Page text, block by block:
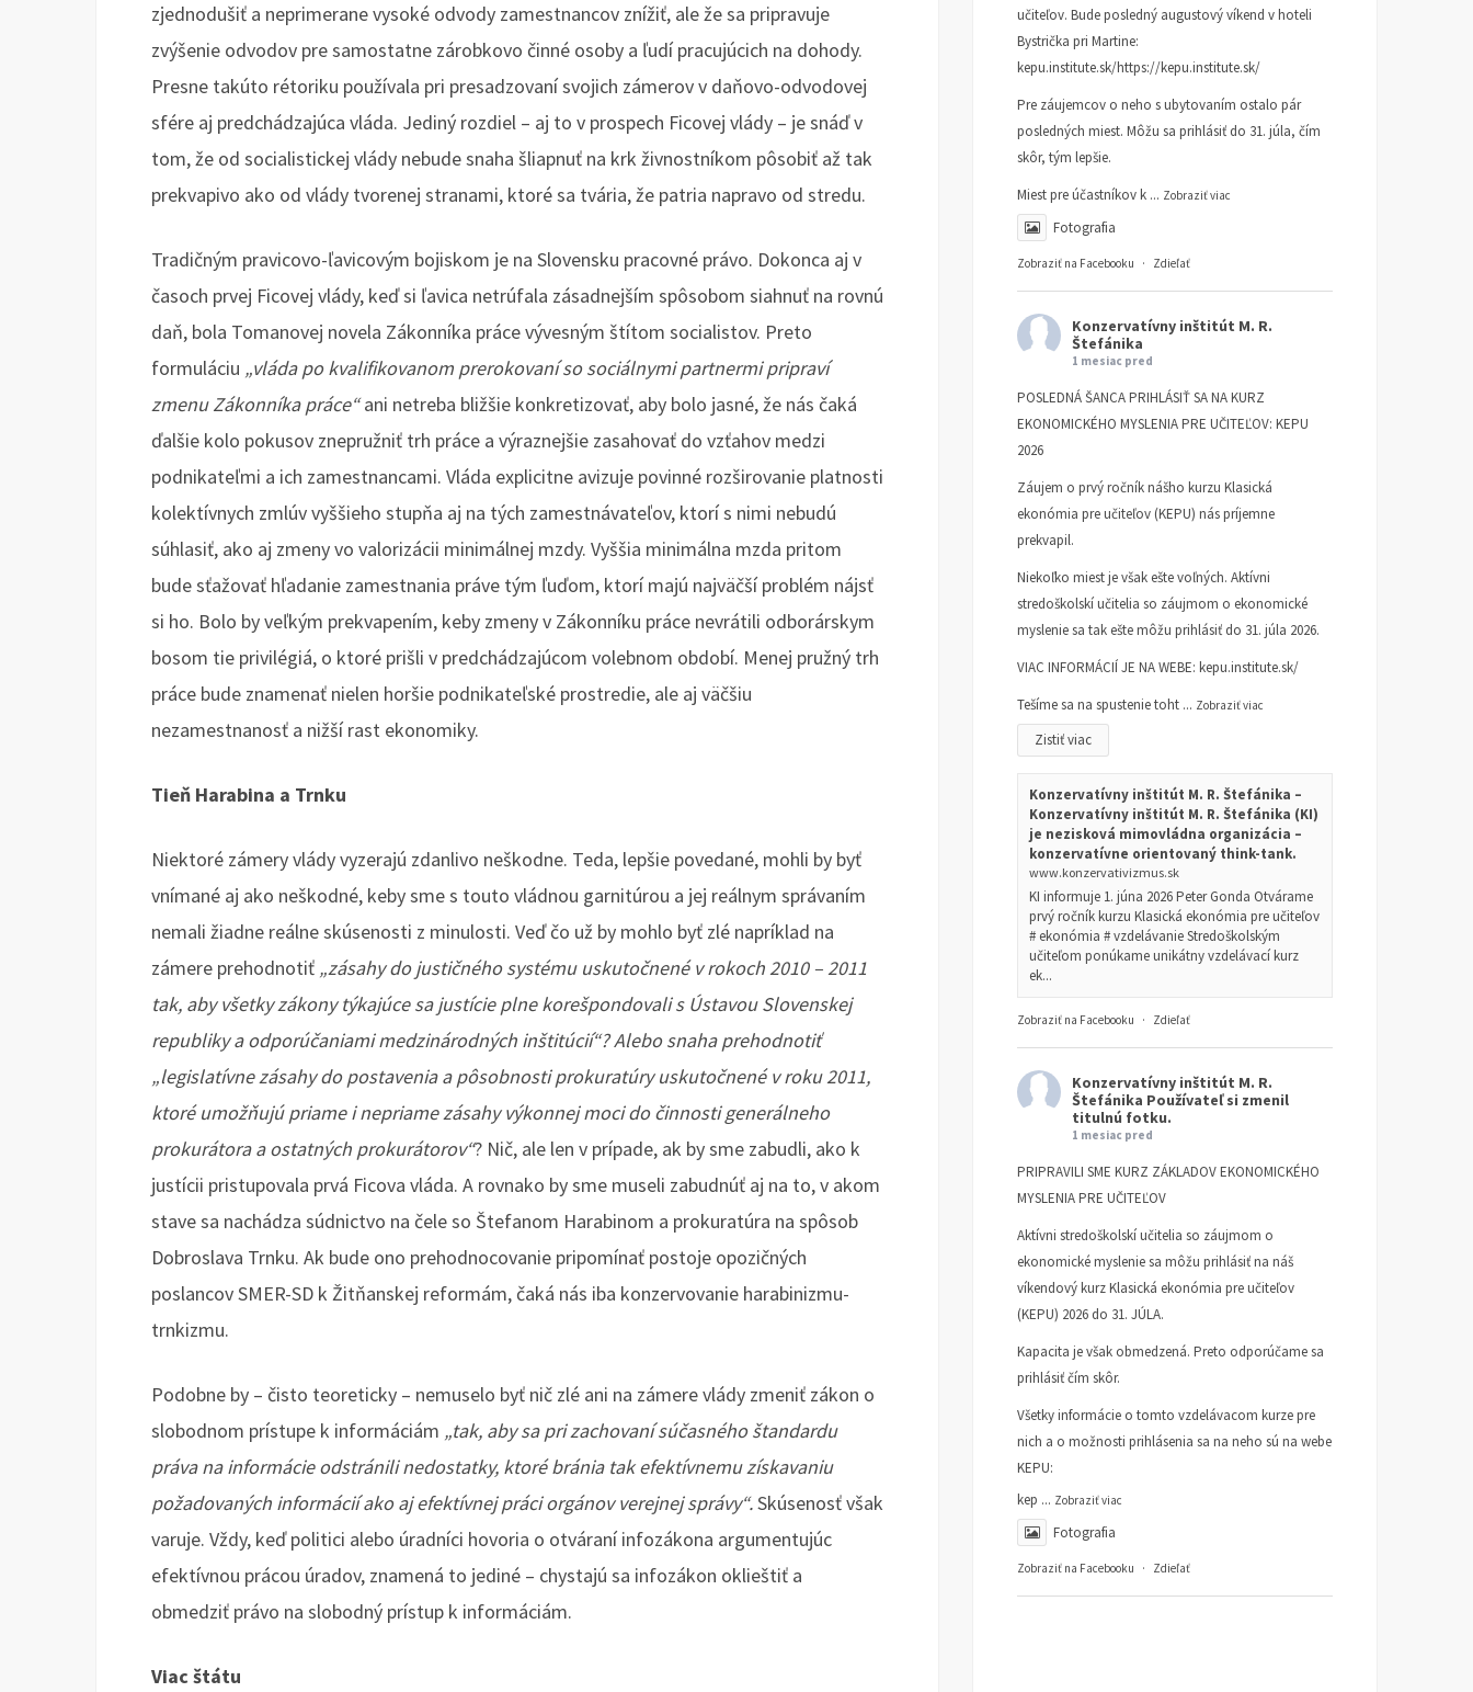
zjednodušiť a neprimerane vysoké odvody zamestnancov znížiť, ale že sa pripravuje
zvýšenie odvodov pre samostatne zárobkovo činné osoby a ľudí pracujúcich na dohody.
Presne takúto rétoriku používala pri presadzovaní svojich zámerov v daňovo-odvodovej
sfére aj predchádzajúca vláda. Jediný rozdiel – aj to v prospech Ficovej vlády – je snáď v
tom, že od socialistickej vlády nebude snaha šliapnuť na krk živnostníkom pôsobiť až tak
prekvapivo ako od vlády tvorenej stranami, ktoré sa tvária, že patria napravo od stredu.
Tradičným pravicovo-ľavicovým bojiskom je na Slovensku pracovné právo. Dokonca aj v
časoch prvej Ficovej vlády, keď si ľavica netrúfala zásadnejším spôsobom siahnuť na rovnú
daň, bola Tomanovej novela Zákonníka práce vývesným štítom socialistov. Preto
formuláciu „vláda po kvalifikovanom prerokovaní so sociálnymi partnermi pripraví
zmenu Zákonníka práce“ani netreba bližšie konkretizovať, aby bolo jasné, že nás čaká
ďalšie kolo pokusov znepružniť trh práce a výraznejšie zasahovať do vzťahov medzi
podnikateľmi a ich zamestnancami. Vláda explicitne avizuje povinné rozširovanie platnosti
kolektívnych zmlúv vyššieho stupňa aj na tých zamestnávateľov, ktorí s nimi nebudú
súhlasiť, ako aj zmeny vo valorizácii minimálnej mzdy. Vyššia minimálna mzda pritom
bude sťažovať hľadanie zamestnania práve tým ľuďom, ktorí majú najväčší problém nájsť
si ho. Bolo by veľkým prekvapením, keby zmeny v Zákonníku práce nevrátili odborárskym
bosom tie privilégiá, o ktoré prišli v predchádzajúcom volebnom období. Menej pružný trh
práce bude znamenať nielen horšie podnikateľské prostredie, ale aj väčšiu
nezamestnanosť a nižší rast ekonomiky.
Tieň Harabina a Trnku
Niektoré zámery vlády vyzerajú zdanlivo neškodne. Teda, lepšie povedané, mohli by byť
vnímané aj ako neškodné, keby sme s touto vládnou garnitúrou a jej reálnym správaním
nemali žiadne reálne skúsenosti z minulosti. Veď čo už by mohlo byť zlé napríklad na
zámere prehodnotiť „zásahy do justičného systému uskutočnené v rokoch 2010 – 2011
tak, aby všetky zákony týkajúce sa justície plne korešpondovali s Ústavou Slovenskej
republiky a odporúčaniami medzinárodných inštitúcií“? Alebo snaha prehodnotiť
„legislatívne zásahy do postavenia a pôsobnosti prokuratúry uskutočnené v roku 2011,
ktoré umožňujú priame i nepriame zásahy výkonnej moci do činnosti generálneho
prokurátora a ostatných prokurátorov“? Nič, ale len v prípade, ak by sme zabudli, ako k
justícii pristupovala prvá Ficova vláda. A rovnako by sme museli zabudnúť aj na to, v akom
stave sa nachádza súdnictvo na čele so Štefanom Harabinom a prokuratúra na spôsob
Dobroslava Trnku. Ak bude ono prehodnocovanie pripomínať postoje opozičných
poslancov SMER-SD k Žitňanskej reformám, čaká nás iba konzervovanie harabinizmu-
trnkizmu.
Podobne by – čisto teoreticky – nemuselo byť nič zlé ani na zámere vlády zmeniť zákon o
slobodnom prístupe k informáciám „tak, aby sa pri zachovaní súčasného štandardu
práva na informácie odstránili nedostatky, ktoré bránia tak efektívnemu získavaniu
požadovaných informácií ako aj efektívnej práci orgánov verejnej správy“.Skúsenosť však
varuje. Vždy, keď politici alebo úradníci hovoria o otváraní infozákona argumentujúc
efektívnou prácou úradov, znamená to jediné – chystajú sa infozákon oklieštiť a
obmedziť právo na slobodný prístup k informáciám.
Viac štátu
učiteľov. Bude posledný augustový víkend v hoteli
Bystrička pri Martine:
kepu.institute.sk/https://kepu.institute.sk/
Pre záujemcov o neho s ubytovaním ostalo pár
posledných miest. Môžu sa prihlásiť do 31. júla, čím
skôr, tým lepšie.
Miest pre účastníkov k ... Zobraziť viac
Fotografia
Zobraziť na Facebooku · Zdieľať
Konzervatívny inštitút M. R.
Štefánika
1 mesiac pred
POSLEDNÁ ŠANCA PRIHLÁSIŤ SA NA KURZ
EKONOMICKÉHO MYSLENIA PRE UČITEĽOV: KEPU
2026
Záujem o prvý ročník nášho kurzu Klasická
ekonómia pre učiteľov (KEPU) nás príjemne
prekvapil.
Niekoľko miest je však ešte voľných. Aktívni
stredoškolskí učitelia so záujmom o ekonomické
myslenie sa tak ešte môžu prihlásiť do 31. júla 2026.
VIAC INFORMÁCIÍ JE NA WEBE: kepu.institute.sk/
Tešíme sa na spustenie toht ... Zobraziť viac
Zistiť viac
Konzervatívny inštitút M. R. Štefánika –
Konzervatívny inštitút M. R. Štefánika (KI)
je nezisková mimovládna organizácia –
konzervatívne orientovaný think-tank.
www.konzervativizmus.sk
KI informuje 1. júna 2026 Peter Gonda Otvárame
prvý ročník kurzu Klasická ekonómia pre učiteľov
# ekonómia # vzdelávanie Stredoškolským
učiteľom ponúkame unikátny vzdelávací kurz
ek...
Zobraziť na Facebooku · Zdieľať
Konzervatívny inštitút M. R.
Štefánika Používateľ si zmenil
titulnú fotku.
1 mesiac pred
PRIPRAVILI SME KURZ ZÁKLADOV EKONOMICKÉHO
MYSLENIA PRE UČITEĽOV
Aktívni stredoškolskí učitelia so záujmom o
ekonomické myslenie sa môžu prihlásiť na náš
víkendový kurz Klasická ekonómia pre učiteľov
(KEPU) 2026 do 31. JÚLA.
Kapacita je však obmedzená. Preto odporúčame sa
prihlásiť čím skôr.
Všetky informácie o tomto vzdelávacom kurze pre
nich a o možnosti prihlásenia sa na neho sú na webe
KEPU:
kep ... Zobraziť viac
Fotografia
Zobraziť na Facebooku · Zdieľať